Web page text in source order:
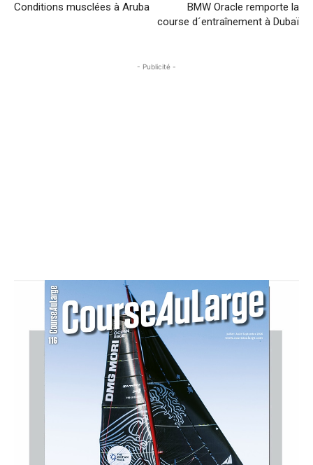
Conditions musclées à Aruba
BMW Oracle remporte la
course d´entraînement à Dubaï
- Publicité -